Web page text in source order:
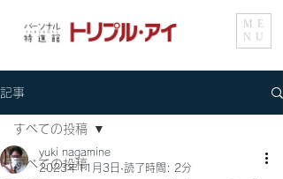
ME
NU
記事
すべての投稿
すべての投稿
yuki nagamine
2023年11月3日 読了時間: 2分